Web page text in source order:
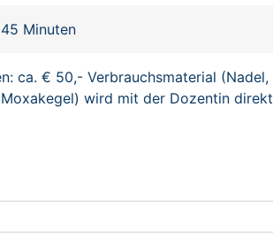
Minuten
ca. € 50,- Verbrauchsmaterial (Nadel,
wird mit der Dozentin direkt